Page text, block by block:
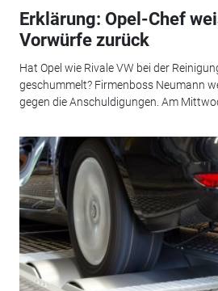
Erklärung: Opel-Chef
Vorwürfe zurück
Hat Opel wie Rivale VW bei der
geschummelt? Firmenboss Neumann
gegen die Anschuldigungen. Am